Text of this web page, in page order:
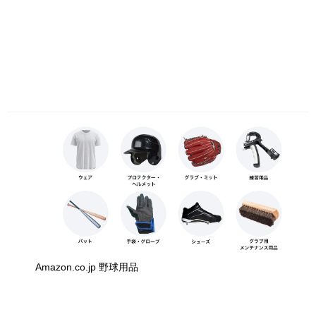
Amazon.co.jp 野球用品